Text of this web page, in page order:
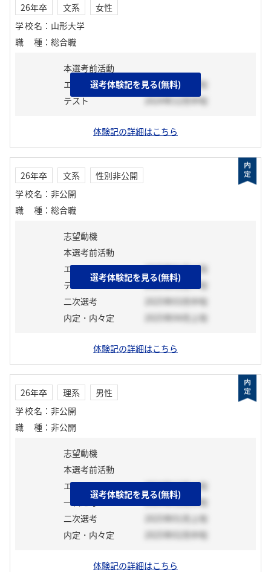
26年卒 文系
女性
学校名 ： 山形大学
職種 ： 総合職
本選考前活動
エントリーシート
2024年11月下旬
テスト
2024年12月中旬
体験記の詳細はこちら
選考体験記を見る(無料)
26年卒 文系
性別非公開
学校名 ： 非公開
職種 ： 総合職
志望動機
本選考前活動
エントリーシート
2025年01月上旬
テスト
2025年01月下旬
二次選考
2025年03月中旬
内定・内々定
2025年04月上旬
体験記の詳細はこちら
選考体験記を見る(無料)
26年卒 理系
男性
学校名 ： 非公開
職種 ： 非公開
志望動機
本選考前活動
エントリーシート
2024年12月上旬
一次選考
2024年12月中旬
二次選考
2025年01月上旬
内定・内々定
2025年02月中旬
体験記の詳細はこちら
選考体験記を見る(無料)